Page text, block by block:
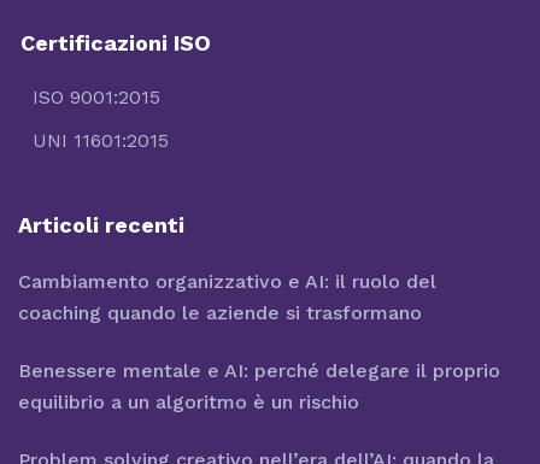
Certificazioni ISO
ISO 9001:2015
UNI 11601:2015
Articoli recenti
Cambiamento organizzativo e AI: il ruolo del
coaching quando le aziende si trasformano
Benessere mentale e AI: perché delegare il proprio
equilibrio a un algoritmo è un rischio